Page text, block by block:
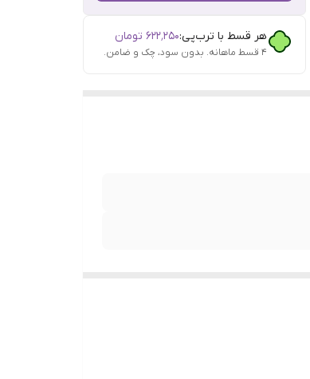
هر قسط با ترب‌پی:۶۲۲٬۲۵۰ تومان
۴ قسط ماهانه. بدون سود، چک و ضامن.